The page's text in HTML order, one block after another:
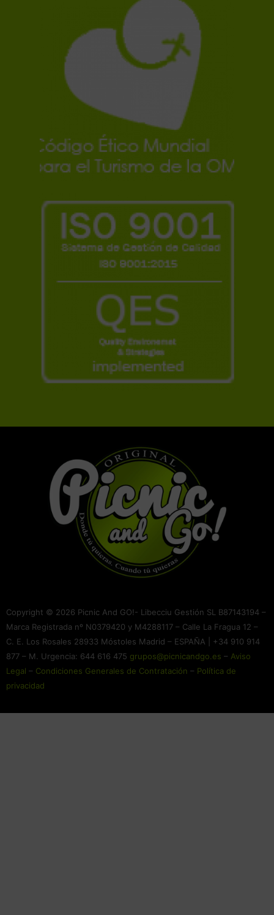
Copyright © 2026 Picnic And GO!- Libecciu Gestión SL B87143194 –
Marca Registrada nº N0379420 y M4288117 – Calle La Fragua 12 –
C. E. Los Rosales 28933 Móstoles Madrid – ESPAÑA | +34 910 914
877 – M. Urgencia: 644 616 475 grupos@picnicandgo.es – Aviso
Legal – Condiciones Generales de Contratación – Política de
privacidad